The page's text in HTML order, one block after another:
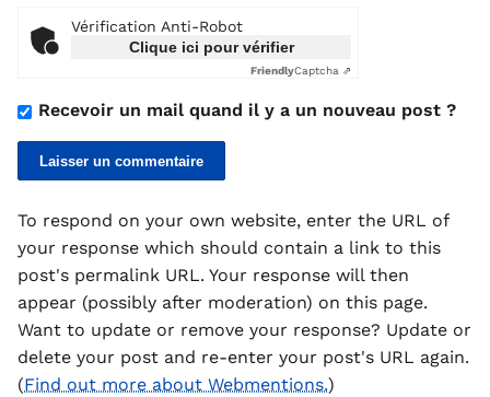
Vérification Anti-Robot
Clique ici pour vérifier
FriendlyCaptcha ⇗
Recevoir un mail quand il y a un nouveau post ?
To respond on your own website, enter the URL of
your response which should contain a link to this
post's permalink URL. Your response will then
appear (possibly after moderation) on this page.
Want to update or remove your response? Update or
delete your post and re-enter your post's URL again.
(Find out more about Webmentions.)